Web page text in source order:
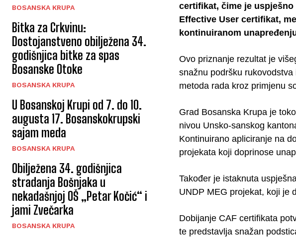
BOSANSKA KRUPA
Bitka za Crkvinu:
Dostojanstveno obilježena 34.
godišnjica bitke za spas
Bosanske Otoke
BOSANSKA KRUPA
U Bosanskoj Krupi od 7. do 10.
augusta 17. Bosanskokrupski
sajam meda
BOSANSKA KRUPA
Obilježena 34. godišnjica
stradanja Bošnjaka u
nekadašnjoj OŠ „Petar Kočić“ i
jami Zvečarka
BOSANSKA KRUPA
certifikat, čime je
Effective User certifikat,
kontinuiranom
Ovo priznanje rezultat je
snažnu podršku
metoda rada kroz primjenu
Grad Bosanska Krupa je
nivou Unsko-sanskog
Kontinuirano apliciranje na
projekata koji doprinose
Također je istaknuta
UNDP MEG projekat, koji je
Dobijanje CAF certifikata
te predstavlja snažan